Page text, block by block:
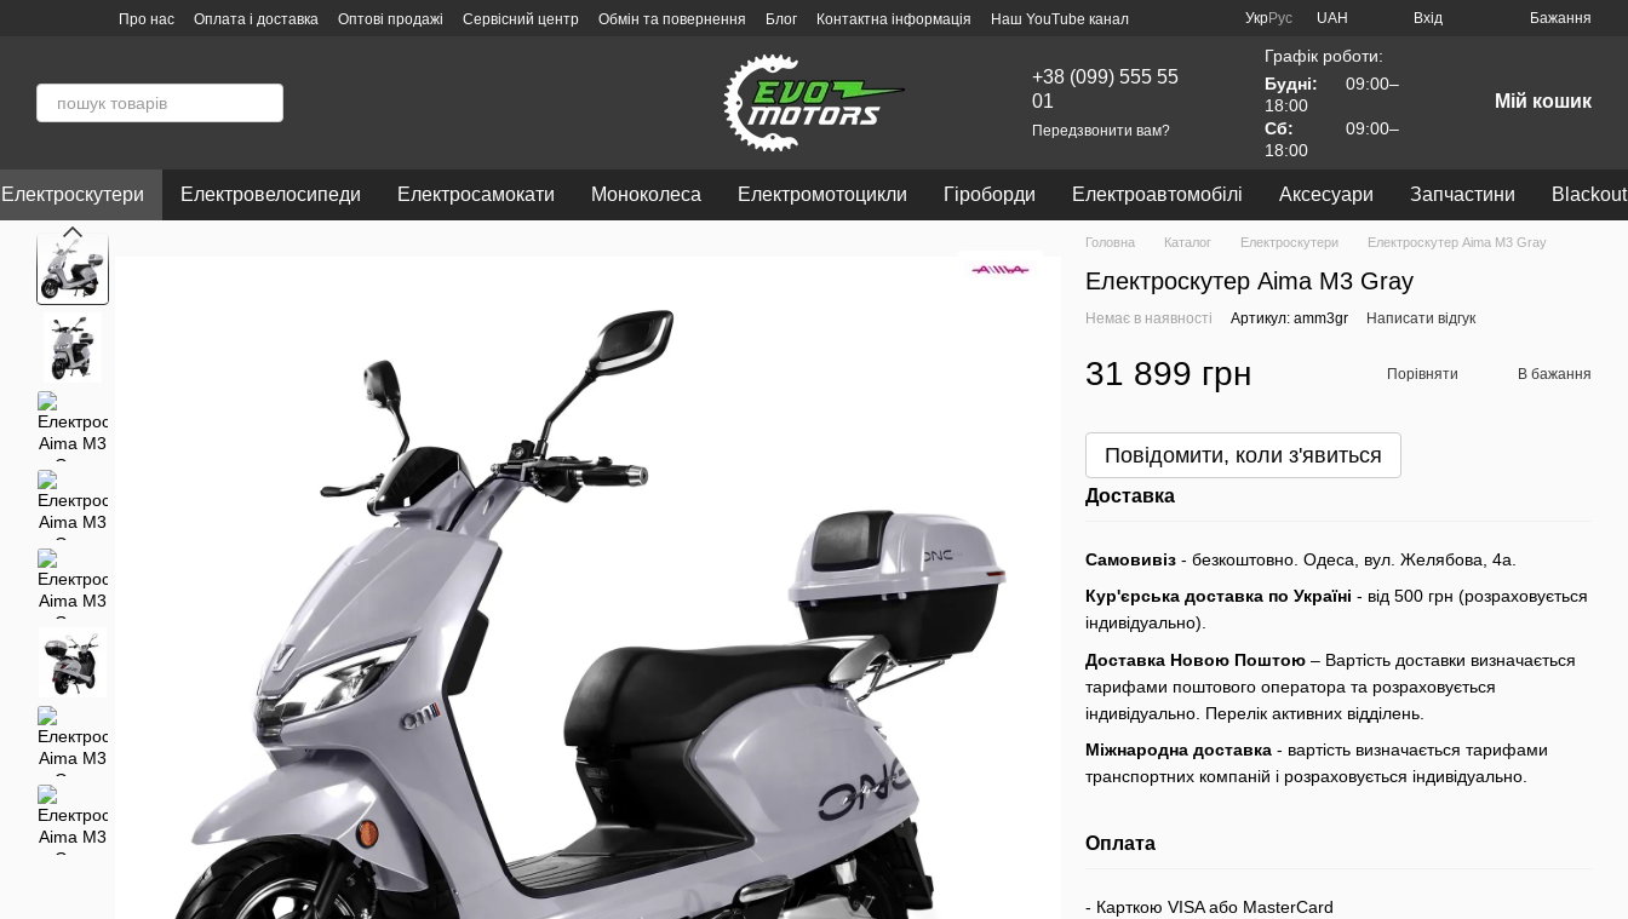
Перейти до основного контенту
Про нас Оплата і доставка Оптові продажі Сервісний центр Обмін та повернення Блог Контактна інформація
Наш YouTube канал
УкрРус UAH Вхід Бажання
+38 (099) 555 55
01
Передзвонити вам?
Графік роботи:
Будні:
09:00–
18:00
Сб:
09:00–
18:00
Мій кошик
Електроскутери Електровелосипеди Електросамокати Моноколеса Електромотоцикли Гіроборди Електроавтомобілі Аксесуари Запчастини Blackout
Головна Каталог Електроскутери Електроскутер Aima M3 Gray
Електроскутер Aima M3 Gray
Немає в наявності Артикул: amm3gr Написати відгук
31 899 грн Порівняти В бажання
Повідомити, коли з'явиться
Доставка
Самовивіз - безкоштовно. Одеса, вул. Желябова, 4а.
Кур'єрська доставка по Україні - від 500 грн (розраховується
індивідуально).
Доставка Новою Поштою – Вартість доставки визначається
тарифами поштового оператора та розраховується
індивідуально. Перелік активних відділень.
Міжнародна доставка - вартість визначається тарифами
транспортних компаній і розраховується індивідуально.
Оплата
- Карткою VISA або MasterCard